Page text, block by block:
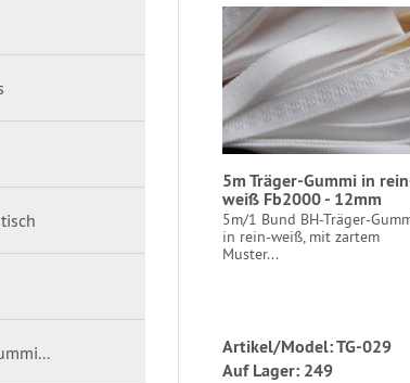
5m Träger-Gummi in
weiß Fb2000 - 12mm
5m/1 Bund BH-Träger-
in rein-weiß, mit zartem
Muster...
Artikel/Model: TG-029
Auf Lager: 249